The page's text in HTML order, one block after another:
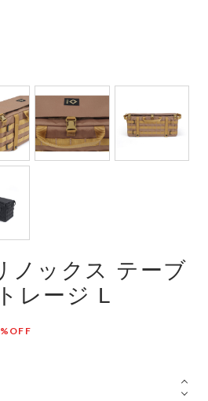
ノックス テーブ
レージ L